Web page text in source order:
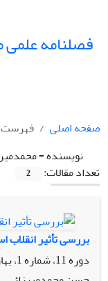
فصلنامه علمی
صفحه اصلی
فهرست
نویسنده =
تعداد مقالات:
2
بررسی تأثیر انقلاب
دوره 11، شماره 1، بهار 1401، صفحه